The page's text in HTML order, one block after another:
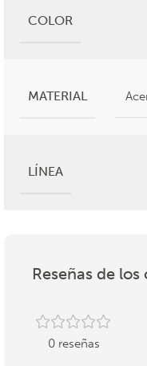
COLOR
MATERIAL
LÍNEA
Reseñas de
0 reseñas